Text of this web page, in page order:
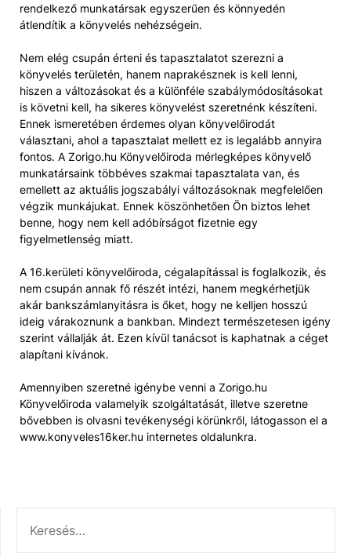
rendelkező munkatársak egyszerűen és könnyedén
átlendítik a könyvelés nehézségein.
Nem elég csupán érteni és tapasztalatot szerezni a
könyvelés területén, hanem naprakésznek is kell lenni,
hiszen a változásokat és a különféle szabálymódosításokat
is követni kell, ha sikeres könyvelést szeretnénk készíteni.
Ennek ismeretében érdemes olyan könyvelőirodát
választani, ahol a tapasztalat mellett ez is legalább annyira
fontos. A Zorigo.hu Könyvelőiroda mérlegképes könyvelő
munkatársaink többéves szakmai tapasztalata van, és
emellett az aktuális jogszabályi változásoknak megfelelően
végzik munkájukat. Ennek köszönhetően Ön biztos lehet
benne, hogy nem kell adóbírságot fizetnie egy
figyelmetlenség miatt.
A 16.kerületi könyvelőiroda, cégalapítással is foglalkozik, és
nem csupán annak fő részét intézi, hanem megkérhetjük
akár bankszámlanyitásra is őket, hogy ne kelljen hosszú
ideig várakoznunk a bankban. Mindezt természetesen igény
szerint vállalják át. Ezen kívül tanácsot is kaphatnak a céget
alapítani kívánok.
Amennyiben szeretné igénybe venni a Zorigo.hu
Könyvelőiroda valamelyik szolgáltatását, illetve szeretne
bővebben is olvasni tevékenységi körünkről, látogasson el a
www.konyveles16ker.hu internetes oldalunkra.